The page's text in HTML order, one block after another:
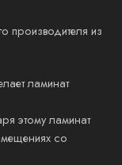
производителя из
ламинат
этому ламинат
со